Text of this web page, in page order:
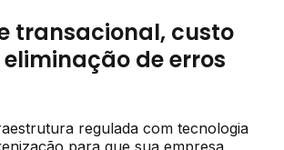
transacional, custo
de erros
regulada com tecnologia